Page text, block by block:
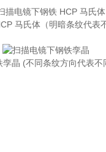
马氏体（明暗条纹代表
孪晶 (不同条纹方向代表不